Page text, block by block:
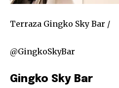
Terraza Gingko Sky Bar /
@GingkoSkyBar
Gingko Sky Bar